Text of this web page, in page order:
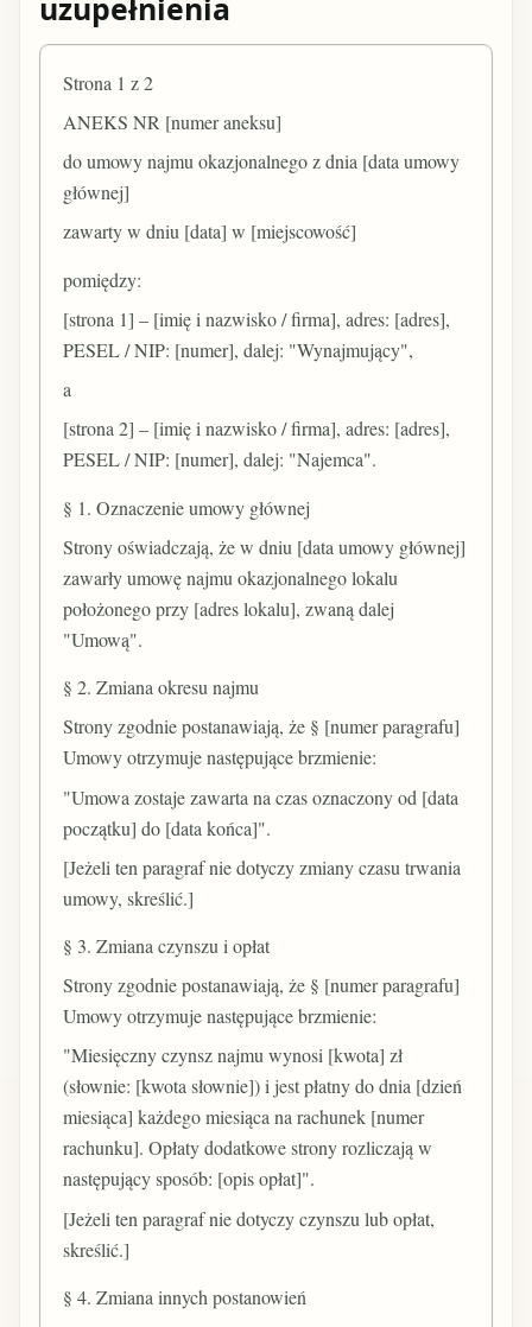
Strona 1 z 2
ANEKS NR [numer aneksu]
do umowy najmu okazjonalnego z dnia [data umowy
głównej]
zawarty w dniu [data] w [miejscowość]
pomiędzy:
[strona 1] – [imię i nazwisko / firma], adres: [adres],
PESEL / NIP: [numer], dalej: "Wynajmujący",
a
[strona 2] – [imię i nazwisko / firma], adres: [adres],
PESEL / NIP: [numer], dalej: "Najemca".
§ 1. Oznaczenie umowy głównej
Strony oświadczają, że w dniu [data umowy głównej]
zawarły umowę najmu okazjonalnego lokalu
położonego przy [adres lokalu], zwaną dalej
"Umową".
§ 2. Zmiana okresu najmu
Strony zgodnie postanawiają, że § [numer paragrafu]
Umowy otrzymuje następujące brzmienie:
"Umowa zostaje zawarta na czas oznaczony od [data
początku] do [data końca]".
[Jeżeli ten paragraf nie dotyczy zmiany czasu trwania
umowy, skreślić.]
§ 3. Zmiana czynszu i opłat
Strony zgodnie postanawiają, że § [numer paragrafu]
Umowy otrzymuje następujące brzmienie:
"Miesięczny czynsz najmu wynosi [kwota] zł
(słownie: [kwota słownie]) i jest płatny do dnia [dzień
miesiąca] każdego miesiąca na rachunek [numer
rachunku]. Opłaty dodatkowe strony rozliczają w
następujący sposób: [opis opłat]".
[Jeżeli ten paragraf nie dotyczy czynszu lub opłat,
skreślić.]
§ 4. Zmiana innych postanowień